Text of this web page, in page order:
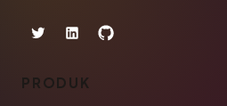
PRODUK